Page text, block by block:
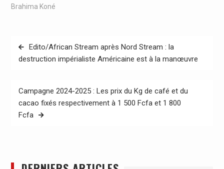
Brahima Koné
Navigation
de
Edito/African Stream après Nord Stream : la
destruction impérialiste Américaine est à la manœuvre
Campagne 2024-2025 : Les prix du Kg de café et du
cacao fixés respectivement à 1 500 Fcfa et 1 800
Fcfa